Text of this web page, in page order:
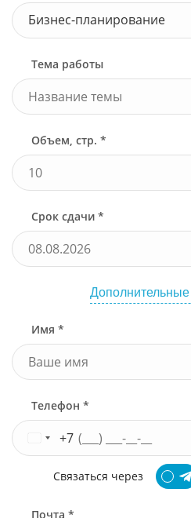
Бизнес-планирование
Тема работы
Объем, стр. *
Срок сдачи *
Имя *
Телефон *
+7
Связаться через
Почта *